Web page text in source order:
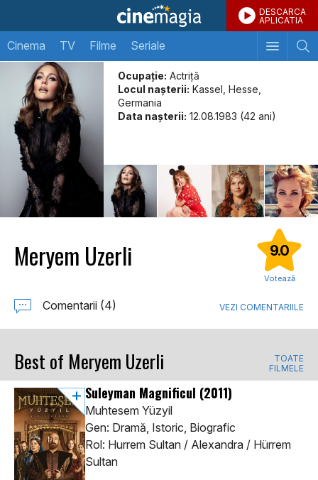
DESCARCA
APLICATIA
Cinema TV Filme Seriale
Ocupație: Actriță
Locul naşterii: Kassel, Hesse,
Germania
Data naşterii: 12.08.1983 (42 ani)
Meryem Uzerli 9.0
Votează
Comentarii (4) VEZI COMENTARIILE
Best of Meryem Uzerli
TOATE
FILMELE
Suleyman Magnificul (2011)
Muhtesem Yüzyil
Gen: Dramă, Istoric, Biografic
Rol: Hurrem Sultan / Alexandra / Hürrem
Sultan